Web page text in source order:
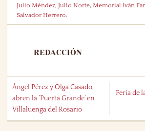
Julio Méndez,Julio Norte,Memorial Iván
Salvador Herrero.
REDACCIÓN
Ángel Pérez y Olga Casado,
abren la ‘Puerta Grande’ en
Villaluenga del Rosario
Feria de